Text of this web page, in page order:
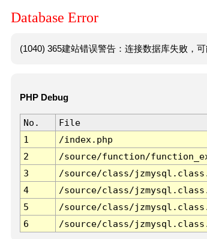
Database Error
(1040) 365建站错误警告：连接数据库失败，
PHP Debug
No. File
1
/index.php
2
/source/function/
3
/source/class/
4
/source/class/
5
/source/class/
6
/source/class/